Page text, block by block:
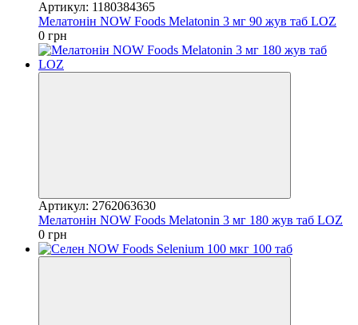
Артикул: 1180384365
Мелатонін NOW Foods Melatonin 3 мг 90 жув таб LOZ
0 грн
Артикул: 2762063630
Мелатонін NOW Foods Melatonin 3 мг 180 жув таб LOZ
0 грн